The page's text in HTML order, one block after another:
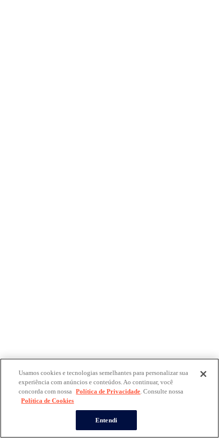
Usamos cookies e tecnologias semelhantes para personalizar sua
experiência com anúncios e conteúdos. Ao continuar, você
concorda com nossa Política de Privacidade. Consulte nossa
Política de Cookies
Entendi